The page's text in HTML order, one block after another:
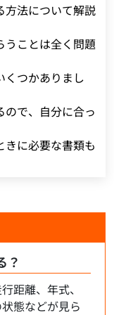
方法について解説
うことは全く問題
くつかありまし
で、自分に合っ
に必要な書類も
？
距離、年式、
態などが見ら